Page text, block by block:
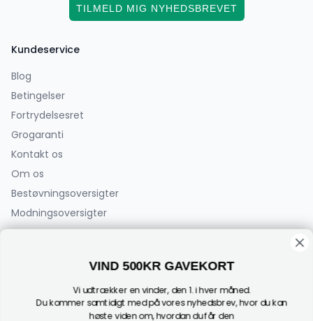
Kundeservice
Blog
Betingelser
Fortrydelsesret
Grogaranti
Kontakt os
Om os
Bestøvningsoversigter
Modningsoversigter
(Der sælges ikke planter fra adressen)
TILMELD MIG NYHEDSBREVET
VIND 500KR GAVEKORT
Vi udtrækker en vinder, den 1. i hver måned.
Du kommer samtidigt med på vores nyhedsbrev, hvor du kan
høste viden om, hvordan du får den